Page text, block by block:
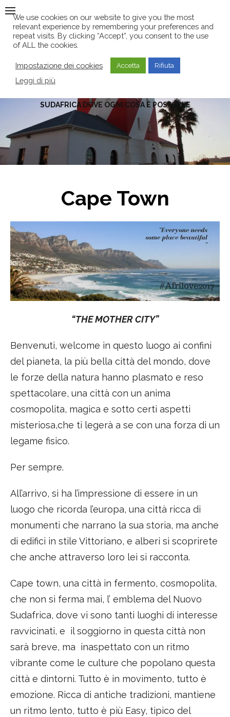
Skip
content
SUDAFRICA DOVE OGNI COSA È POSSIBILE
Cape Town
“THE MOTHER CITY”
Benvenuti, welcome in questo luogo ai confini
del pianeta, la più bella città del mondo, dove
le forze della natura hanno plasmato e reso
spettacolare, una città con un anima
cosmopolita, magica e sotto certi aspetti
misteriosa,che ti legerà a se con una forza di un
legame fisico.
Per sempre.
All’arrivo, si ha l’impressione di essere in un
luogo che ricorda l’europa, una città ricca di
monumenti che narrano la sua storia, ma anche
di edifici in stile Vittoriano, e alberi si scoprirete
che anche attraverso loro lei si racconta.
Cape town, una città in fermento, cosmopolita,
che non si ferma mai, l’ emblema del Nuovo
Sudafrica, dove vi sono tanti luoghi di interesse
ravvicinati, e il soggiorno in questa città non
sarà breve, ma inaspettato con un ritmo
vibrante come le culture che popolano questa
città e dintorni. Tutto è in movimento, tutto è
emozione. Ricca di antiche tradizioni, mantiene
un ritmo lento, tutto è più Easy, tipico del
We use cookies on our website to give you the most
relevant experience by remembering your preferences and
repeat visits. By clicking “Accept”, you consent to the use
of ALL the cookies.
Impostazione dei cookies Accetta Rifiuta
Leggi di più